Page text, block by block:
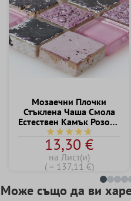
Mозаечни Плочки
Стъклена Чаша Смола
Естествен Kамък Розово
Mix
Средна оценка за
13,30 €
на Лист(и)
( = 137,11 €)
Може също да ви